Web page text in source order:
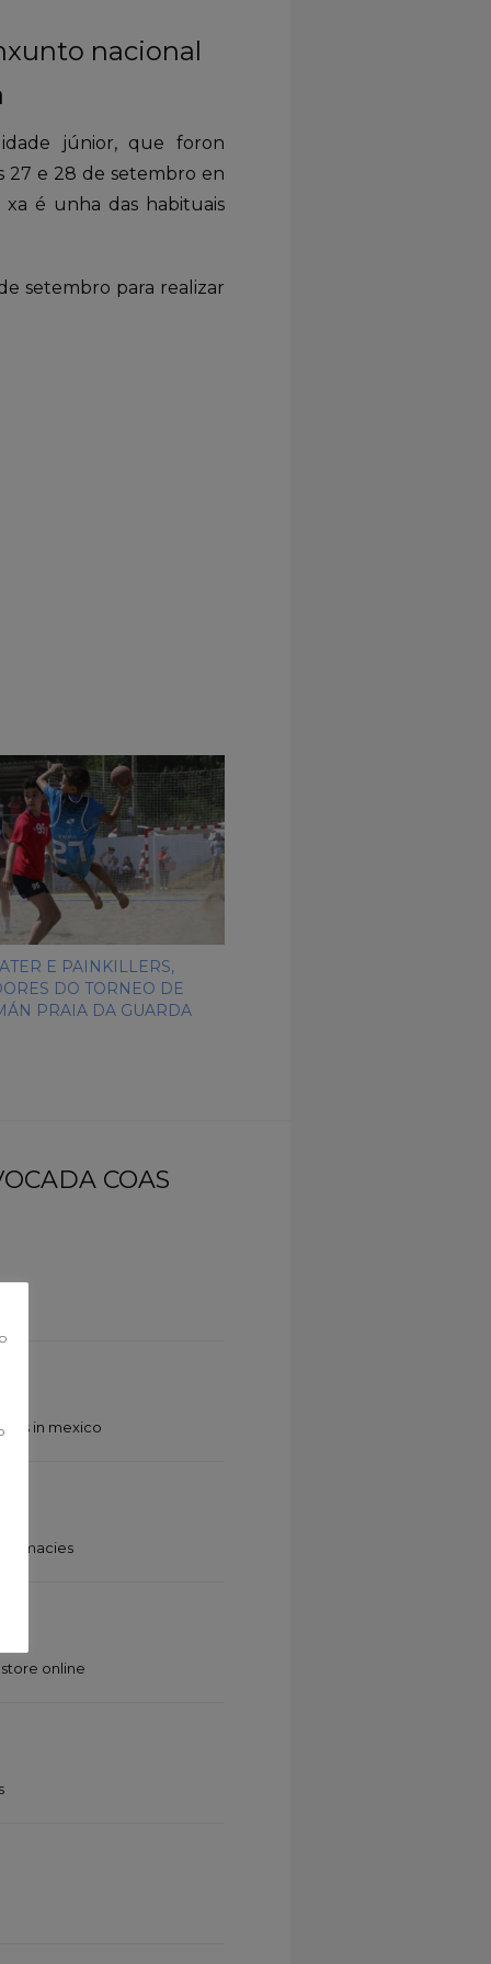
nacional
júnior, que foron
27 e 28 de setembro en
xa é unha das habituais
setembro para realizar
E PAINKILLERS,
DO TORNEO DE
PRAIA DA GUARDA
COAS
in mexico
online